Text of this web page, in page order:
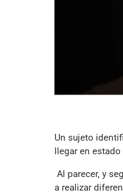
Un sujeto
llegar en
Al parecer, y
a realizar